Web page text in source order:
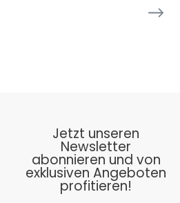
Jetzt unseren
Newsletter
abonnieren und von
exklusiven Angeboten
profitieren!